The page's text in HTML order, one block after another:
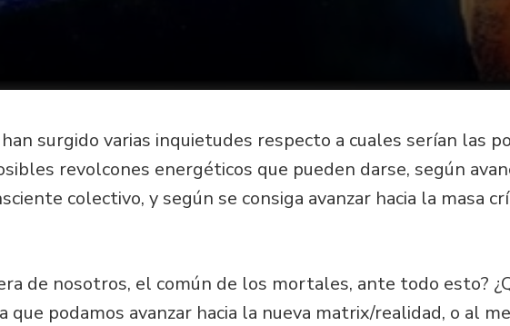
han surgido varias inquietudes respecto a cuales serían las
revolcones energéticos que pueden darse, según
colectivo, y según se consiga avanzar hacia la masa
de nosotros, el común de los mortales, ante todo esto?
que podamos avanzar hacia la nueva matrix/realidad, o al